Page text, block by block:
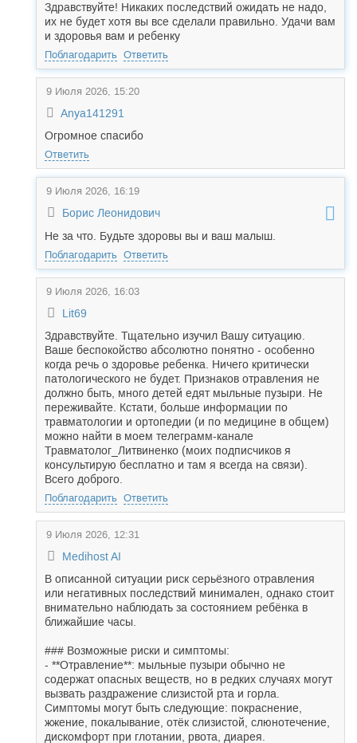
Здравствуйте! Никаких последствий ожидать не надо,
их не будет хотя вы все сделали правильно. Удачи вам
и здоровья вам и ребенку
Поблагодарить Ответить
9 Июля 2026, 15:20
Anya141291
Огромное спасибо
Ответить
9 Июля 2026, 16:19
Борис Леонидович
Не за что. Будьте здоровы вы и ваш малыш.
Поблагодарить Ответить
9 Июля 2026, 16:03
Lit69
Здравствуйте. Тщательно изучил Вашу ситуацию.
Ваше беспокойство абсолютно понятно - особенно
когда речь о здоровье ребенка. Ничего критически
патологического не будет. Признаков отравления не
должно быть, много детей едят мыльные пузыри. Не
переживайте. Кстати, больше информации по
травматологии и ортопедии (и по медицине в общем)
можно найти в моем телеграмм-канале
Травматолог_Литвиненко (моих подписчиков я
консультирую бесплатно и там я всегда на связи).
Всего доброго.
Поблагодарить Ответить
9 Июля 2026, 12:31
Medihost AI
В описанной ситуации риск серьёзного отравления
или негативных последствий минимален, однако стоит
внимательно наблюдать за состоянием ребёнка в
ближайшие часы.
### Возможные риски и симптомы:
- **Отравление**: мыльные пузыри обычно не
содержат опасных веществ, но в редких случаях могут
вызвать раздражение слизистой рта и горла.
Симптомы могут быть следующие: покраснение,
жжение, покалывание, отёк слизистой, слюнотечение,
дискомфорт при глотании, рвота, диарея.